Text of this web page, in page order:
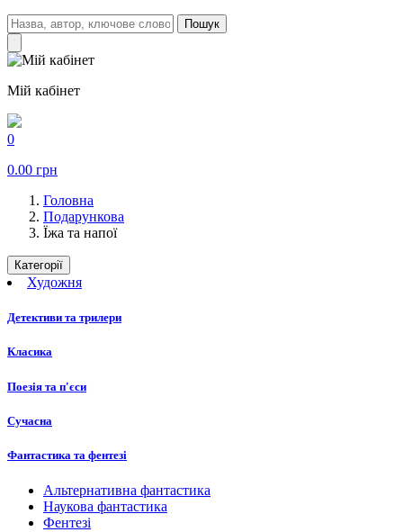
Пошук
Мій кабінет
0
0.00 грн
Головна
Подарункова
Їжа та напої
Категорії
Художня
Детективи та трилери
Класика
Поезія та п'єси
Сучасна
Фантастика та фентезі
Альтернативна фантастика
Наукова фантастика
Фентезі